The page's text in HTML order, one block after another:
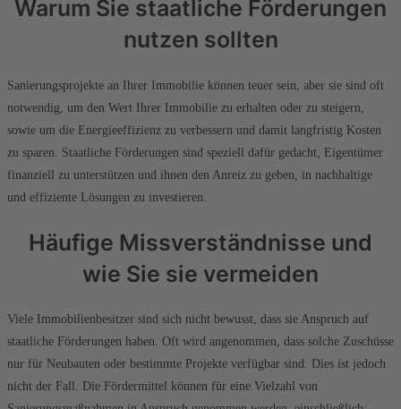
Warum Sie staatliche Förderungen
nutzen sollten
Sanierungsprojekte an Ihrer Immobilie können teuer sein, aber sie sind oft
notwendig, um den Wert Ihrer Immobilie zu erhalten oder zu steigern,
sowie um die Energieeffizienz zu verbessern und damit langfristig Kosten
zu sparen. Staatliche Förderungen sind speziell dafür gedacht, Eigentümer
finanziell zu unterstützen und ihnen den Anreiz zu geben, in nachhaltige
und effiziente Lösungen zu investieren.
Häufige Missverständnisse und
wie Sie sie vermeiden
Viele Immobilienbesitzer sind sich nicht bewusst, dass sie Anspruch auf
staatliche Förderungen haben. Oft wird angenommen, dass solche Zuschüsse
nur für Neubauten oder bestimmte Projekte verfügbar sind. Dies ist jedoch
nicht der Fall. Die Fördermittel können für eine Vielzahl von